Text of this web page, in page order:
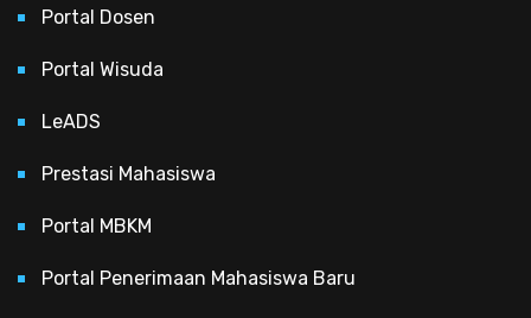
Portal Dosen
Portal Wisuda
LeADS
Prestasi Mahasiswa
Portal MBKM
Portal Penerimaan Mahasiswa Baru